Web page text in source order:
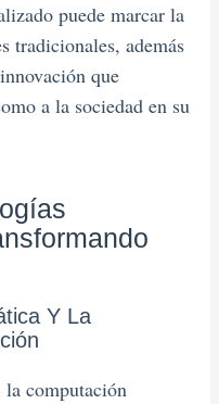
puede marcar la
tradicionales, además
que
a la sociedad en su
Y La
computación